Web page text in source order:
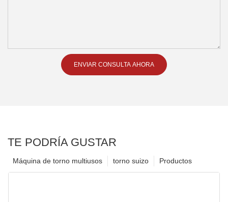
ENVIAR CONSULTA AHORA
TE PODRÍA GUSTAR
Productos
torno suizo
Máquina de torno multiusos